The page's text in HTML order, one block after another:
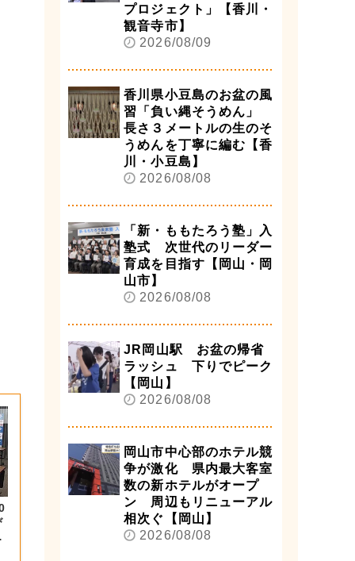
プロジェクト」【香川・
観音寺市】
2026/08/09
香川県小豆島のお盆の風
習「負い縄そうめん」
長さ３メートルの生のそ
うめんを丁寧に編む【香
川・小豆島】
2026/08/08
「新・ももたろう塾」入
塾式 次世代のリーダー
育成を目指す【岡山・岡
山市】
2026/08/08
JR岡山駅 お盆の帰省
ラッシュ 下りでピーク
【岡山】
2026/08/08
岡山市中心部のホテル競
争が激化 県内最大客室
数の新ホテルがオープ
ン 周辺もリニューアル
相次ぐ【岡山】
2026/08/08